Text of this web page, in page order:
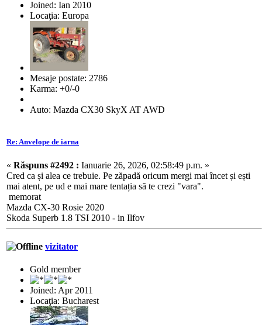
Joined: Ian 2010
Locaţia: Europa
Mesaje postate: 2786
Karma: +0/-0
Auto: Mazda CX30 SkyX AT AWD
Re: Anvelope de iarna
« Răspuns #2492 : Ianuarie 26, 2026, 02:58:49 p.m. »
Cred ca și alea ce trebuie. Pe zăpadă oricum mergi mai încet și ești
mai atent, pe ud e mai mare tentația să te crezi "vara".
memorat
Mazda CX-30 Rosie 2020
Skoda Superb 1.8 TSI 2010 - in Ilfov
vizitator
Gold member
Joined: Apr 2011
Locaţia: Bucharest